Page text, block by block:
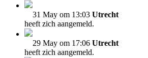
31 May om 13:03 Utrecht
heeft zich aangemeld.
29 May om 17:06 Utrecht
heeft zich aangemeld.